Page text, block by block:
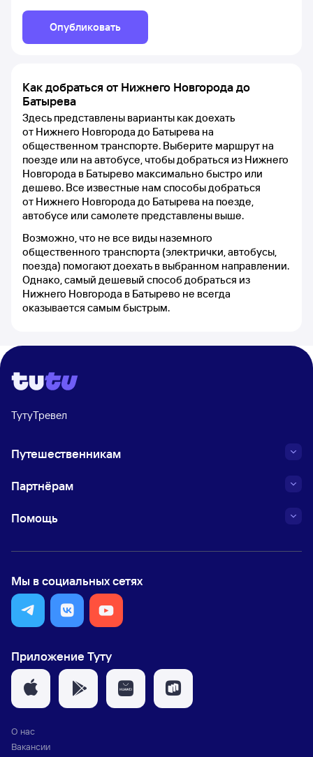
Опубликовать
Как добраться от Нижнего Новгорода до
Батырева
Здесь представлены варианты как доехать
от Нижнего Новгорода до Батырева на
общественном транспорте. Выберите маршрут на
поезде или на автобусе, чтобы добраться из Нижнего
Новгорода в Батырево максимально быстро или
дешево. Все известные нам способы добраться
от Нижнего Новгорода до Батырева на поезде,
автобусе или самолете представлены выше.
Возможно, что не все виды наземного
общественного транспорта (электрички, автобусы,
поезда) помогают доехать в выбранном направлении.
Однако, самый дешевый способ добраться из
Нижнего Новгорода в Батырево не всегда
оказывается самым быстрым.
ТутуТревел
Путешественникам
Партнёрам
Помощь
Мы в социальных сетях
Приложение Туту
О нас
Вакансии